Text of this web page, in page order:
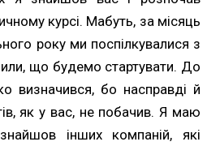
курсі. Мабуть, за місяць
року ми поспілкувалися з
що будемо стартувати. До
визначився, бо насправді й
як у вас, не побачив. Я маю
інших компаній, які